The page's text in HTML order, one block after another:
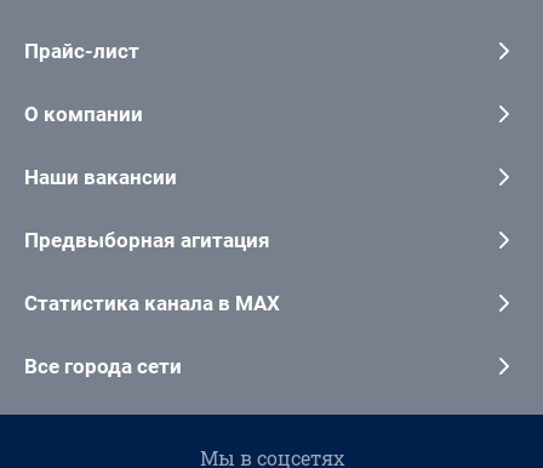
Прайс-лист
О компании
Наши вакансии
Предвыборная агитация
Статистика канала в MAX
Все города сети
Мы в соцсетях